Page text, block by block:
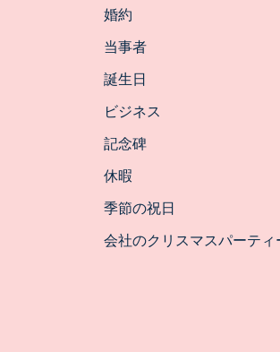
婚約
当事者
誕生日
ビジネス
記念碑
休暇
季節の祝日
会社のクリスマスパーティ